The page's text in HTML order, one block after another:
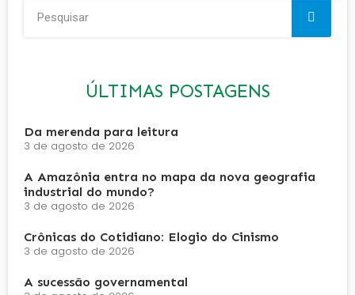
ÚLTIMAS POSTAGENS
Da merenda para leitura
3 de agosto de 2026
A Amazônia entra no mapa da nova geografia
industrial do mundo?
3 de agosto de 2026
Crônicas do Cotidiano: Elogio do Cinismo
3 de agosto de 2026
A sucessão governamental